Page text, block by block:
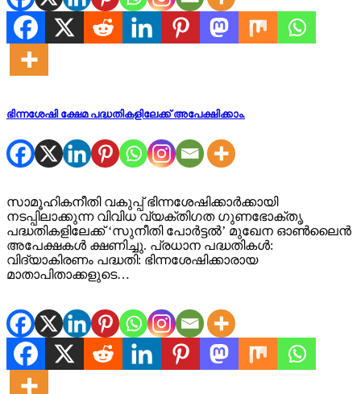
ഭിന്നശേഷി ക്ഷേമ പദ്ധതികളിലേക്ക് അപേക്ഷിക്കാം.
സാമൂഹികനീതി വകുപ്പ് ഭിന്നശേഷിക്കാര്‍ക്കായി
നടപ്പിലാക്കുന്ന വിവിധ വ്യക്തിഗത ഗുണഭോക്തൃ
പദ്ധതികളിലേക്ക് ‘സുനീതി പോര്‍ട്ടല്‍’ മുഖേന ഓണ്‍ലൈന്‍
അപേക്ഷകള്‍ ക്ഷണിച്ചു. പ്രധാന പദ്ധതികള്‍:
വിദ്യാകിരണം പദ്ധതി: ഭിന്നശേഷിക്കാരായ
മാതാപിതാക്കളുടെ…